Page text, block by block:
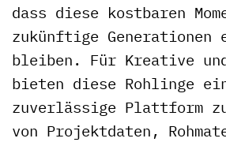
dass diese kostbaren
zukünftige Generationen
bleiben. Für Kreative
bieten diese Rohlinge
zuverlässige Plattform
von Projektdaten,